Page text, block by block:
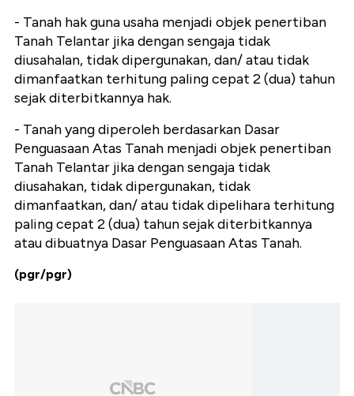
- Tanah hak guna usaha menjadi objek penertiban
Tanah Telantar jika dengan sengaja tidak
diusahalan, tidak dipergunakan, dan/ atau tidak
dimanfaatkan terhitung paling cepat 2 (dua) tahun
sejak diterbitkannya hak.
- Tanah yang diperoleh berdasarkan Dasar
Penguasaan Atas Tanah menjadi objek penertiban
Tanah Telantar jika dengan sengaja tidak
diusahakan, tidak dipergunakan, tidak
dimanfaatkan, dan/ atau tidak dipelihara terhitung
paling cepat 2 (dua) tahun sejak diterbitkannya
atau dibuatnya Dasar Penguasaan Atas Tanah.
(pgr/pgr)